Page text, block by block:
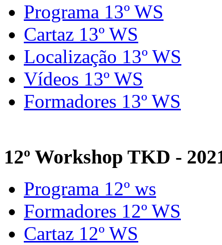
Programa 13º WS
Cartaz 13º WS
Localização 13º WS
Vídeos 13º WS
Formadores 13º WS
12º Workshop TKD -
Programa 12º ws
Formadores 12º WS
Cartaz 12º WS